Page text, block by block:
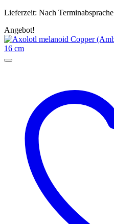
Lieferzeit: Nach Terminabsprache
Angebot!